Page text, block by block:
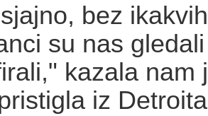
bez
su nas
kazala nam
iz